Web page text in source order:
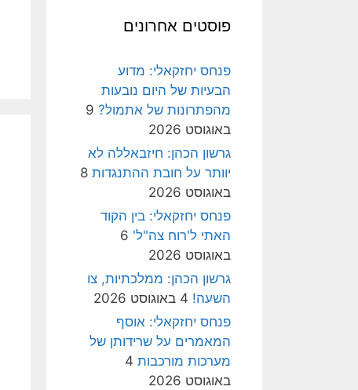
פוסטים אחרונים
פנחס יחזקאלי: מדוע
הבעיות של היום נובעות
מהפתרונות של אתמול? 9
באוגוסט 2026
גרשון הכהן: חיזבאללה לא
יוותר על חובת ההתנגדות 8
באוגוסט 2026
פנחס יחזקאלי: בין הקוד
האתי ל'רוח צה"ל' 6
באוגוסט 2026
גרשון הכהן: ממלכתיות, צו
השעה! 4 באוגוסט 2026
פנחס יחזקאלי: אוסף
המאמרים על שרידותן של
מערכות מורכבות 4
באוגוסט 2026